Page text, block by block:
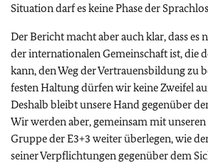
Situation darf es keine Phase der
Der Bericht macht aber auch klar, dass es
der internationalen Gemeinschaft ist, die
kann, den Weg der Vertrauensbildung zu
festen Haltung dürfen wir keine Zweifel
Deshalb bleibt unsere Hand gegenüber
Wir werden aber, gemeinsam mit
Gruppe der E3+3 weiter überlegen, wie
seiner Verpflichtungen gegenüber dem